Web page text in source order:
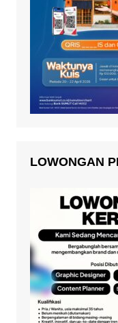
LOWONGAN